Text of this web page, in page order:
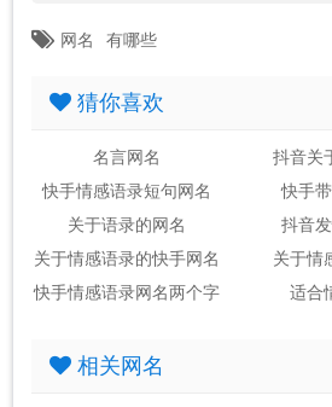
网名 有哪些
猜你喜欢
名言网名
抖音关
快手情感语录短句网名
快手
关于语录的网名
抖音
关于情感语录的快手网名
关于情
快手情感语录网名两个字
适合
相关网名